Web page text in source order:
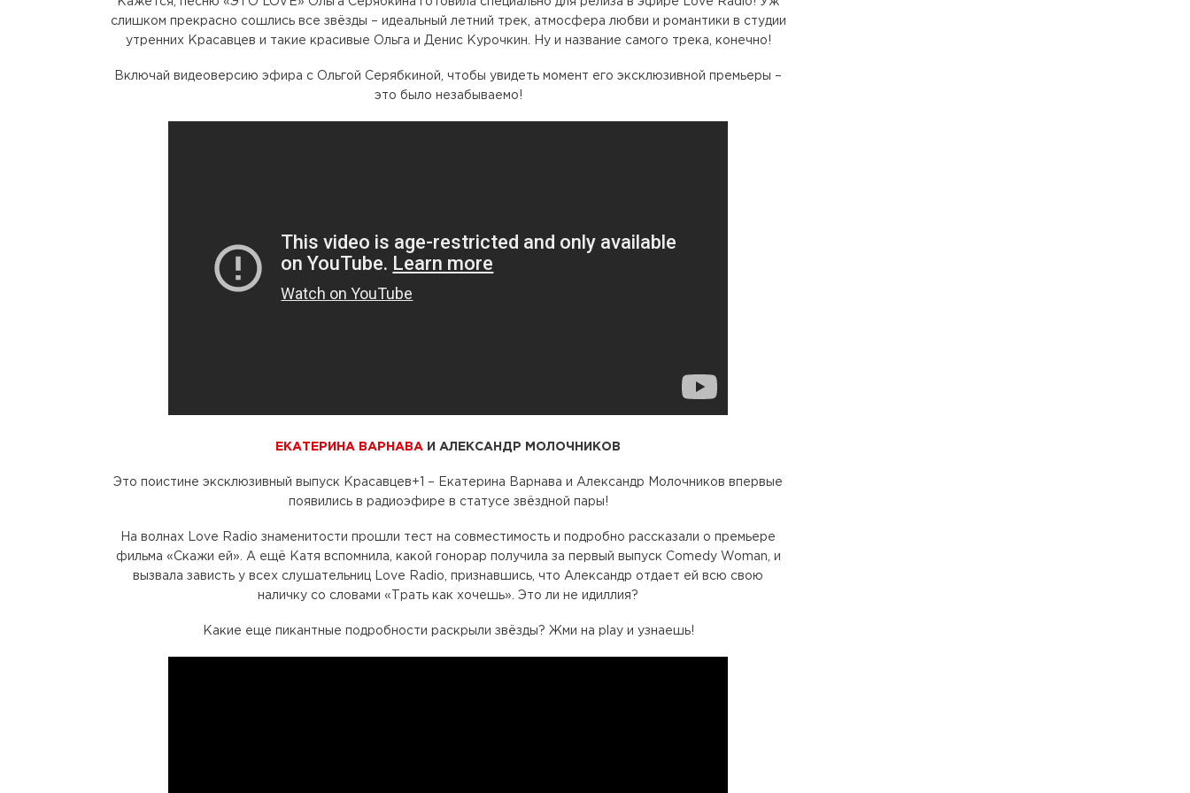
слишком прекрасно сошлись все звёзды – идеальный летний трек, атмосфера любви и романтики в студии
утренних Красавцев и такие красивые Ольга и Денис Курочкин. Ну и название самого трека, конечно!
Включай видеоверсию эфира с Ольгой Серябкиной, чтобы увидеть момент его эксклюзивной премьеры –
это было незабываемо!
ЕКАТЕРИНА ВАРНАВА И АЛЕКСАНДР МОЛОЧНИКОВ
Это поистине эксклюзивный выпуск Красавцев+1 – Екатерина Варнава и Александр Молочников впервые
появились в радиоэфире в статусе звёздной пары!
На волнах Love Radio знаменитости прошли тест на совместимость и подробно рассказали о премьере
фильма «Скажи ей». А ещё Катя вспомнила, какой гонорар получила за первый выпуск Comedy Woman, и
вызвала зависть у всех слушательниц Love Radio, признавшись, что Александр отдает ей всю свою
наличку со словами «Трать как хочешь». Это ли не идиллия?
Какие еще пикантные подробности раскрыли звёзды? Жми на play и узнаешь!